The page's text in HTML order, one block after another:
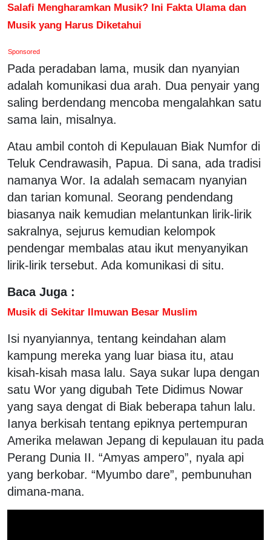
Salafi Mengharamkan Musik? Ini Fakta Ulama dan
Musik yang Harus Diketahui
Sponsored
Pada peradaban lama, musik dan nyanyian
adalah komunikasi dua arah. Dua penyair yang
saling berdendang mencoba mengalahkan satu
sama lain, misalnya.
Atau ambil contoh di Kepulauan Biak Numfor di
Teluk Cendrawasih, Papua. Di sana, ada tradisi
namanya Wor. Ia adalah semacam nyanyian
dan tarian komunal. Seorang pendendang
biasanya naik kemudian melantunkan lirik-lirik
sakralnya, sejurus kemudian kelompok
pendengar membalas atau ikut menyanyikan
lirik-lirik tersebut. Ada komunikasi di situ.
Baca Juga :
Musik di Sekitar Ilmuwan Besar Muslim
Isi nyanyiannya, tentang keindahan alam
kampung mereka yang luar biasa itu, atau
kisah-kisah masa lalu. Saya sukar lupa dengan
satu Wor yang digubah Tete Didimus Nowar
yang saya dengat di Biak beberapa tahun lalu.
Ianya berkisah tentang epiknya pertempuran
Amerika melawan Jepang di kepulauan itu pada
Perang Dunia II. “Amyas ampero”, nyala api
yang berkobar. “Myumbo dare”, pembunuhan
dimana-mana.